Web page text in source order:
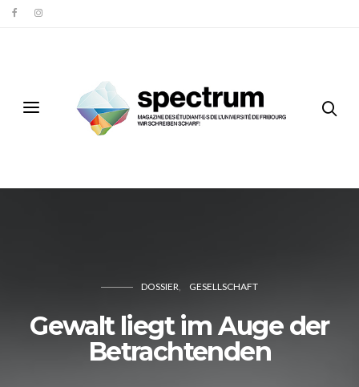
DOSSIER GESELLSCHAFT
Gewalt liegt im Auge der
Betrachtenden